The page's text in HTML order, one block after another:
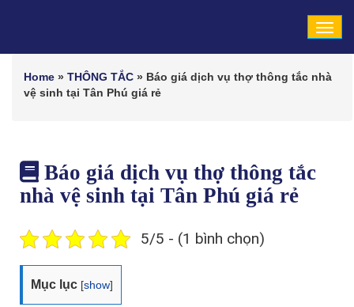
Home » THÔNG TẮC » Báo giá dịch vụ thợ thông tắc nhà
vệ sinh tại Tân Phú giá rẻ
Báo giá dịch vụ thợ thông tắc
nhà vệ sinh tại Tân Phú giá rẻ
5/5 - (1 bình chọn)
Mục lục [show]